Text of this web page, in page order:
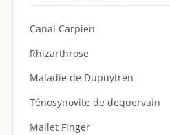
Canal Carpien
Rhizarthrose
Maladie de Dupuytren
Ténosynovite de dequervain
Mallet Finger